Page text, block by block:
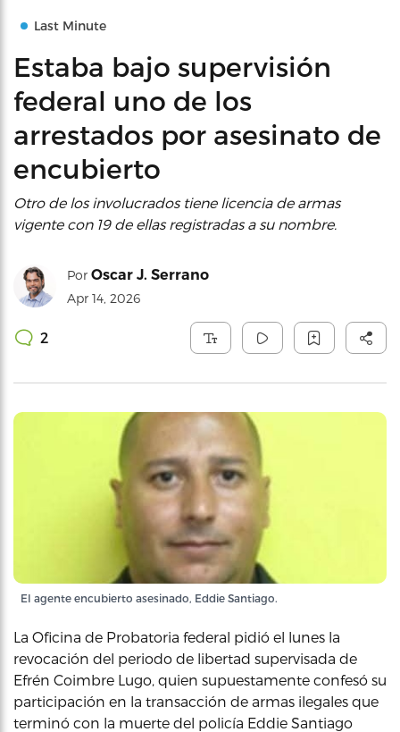
Last Minute
Estaba bajo supervisión
federal uno de los
arrestados por asesinato de
encubierto
Otro de los involucrados tiene licencia de armas
vigente con 19 de ellas registradas a su nombre.
Por Oscar J. Serrano
Apr 14, 2026
2
El agente encubierto asesinado, Eddie Santiago.
La Oficina de Probatoria federal pidió el lunes la
revocación del periodo de libertad supervisada de
Efrén Coimbre Lugo, quien supuestamente confesó su
participación en la transacción de armas ilegales que
terminó con la muerte del policía Eddie Santiago